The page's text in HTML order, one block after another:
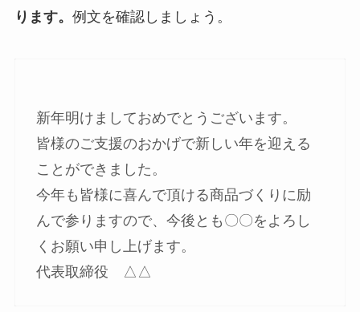
ります。 例文を確認しましょう。
新年明けましておめでとうございます。
皆様のご支援のおかげで新しい年を迎える
ことができました。
今年も皆様に喜んで頂ける商品づくりに励
んで参りますので、今後とも〇〇をよろし
くお願い申し上げます。
代表取締役 △△